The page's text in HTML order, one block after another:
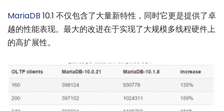
MariaDB 10.1 不仅包含了大量新特性，同时它更是提供了卓
越的性能表现。最大的改进在于实现了大规模多线程硬件上
的高扩展性。